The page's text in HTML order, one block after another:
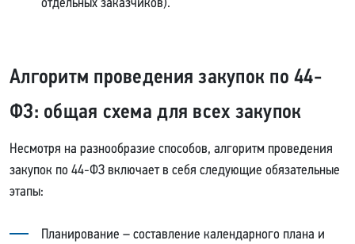
отдельных заказчиков).
Алгоритм проведения закупок по 44-
ФЗ: общая схема для всех закупок
Несмотря на разнообразие способов, алгоритм проведения
закупок по 44-ФЗ включает в себя следующие обязательные
этапы:
Планирование – составление календарного плана и